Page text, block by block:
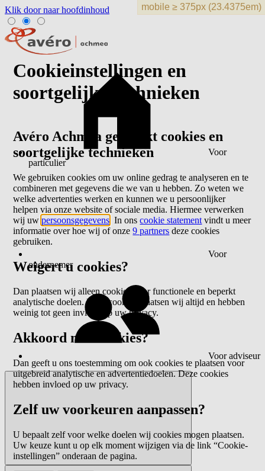
Klik door naar hoofdinhoud
Voor
particulier
Voor
ondernemer
Voor adviseur
Cookieinstellingen en
soortgelijke technieken
Avéro Achmea gebruikt cookies en
soortgelijke technieken
We gebruiken cookies om uw online gedrag te analyseren en te
combineren met gegevens die we van u hebben. Zo weten we
welke advertenties werken en kunnen we u persoonlijker
helpen via onze website of sociale media. Hiermee verwerken
wij uwpersoonsgegevens . In onscookie statement vindt u meer
informatie over hoe wij of onze9 partners deze cookies
gebruiken.
Weigert u cookies?
Dan plaatsen wij alleen cookies voor functionele en beperkt
analytische doelen. Deze cookies plaatsen wij altijd en hebben
weinig tot geen invloed op uw privacy.
Akkoord met cookies?
Dan geeft u ons toestemming om ook cookies te plaatsen voor
uitgebreid analytische en advertentiedoelen. Deze cookies
hebben invloed op uw privacy.
Zelf uw voorkeuren aanpassen?
U bepaalt zelf voor welke doelen wij cookies mogen plaatsen.
Uw keuze kunt u op elk moment wijzigen via de link “Cookie-
instellingen” onderaan de pagina.